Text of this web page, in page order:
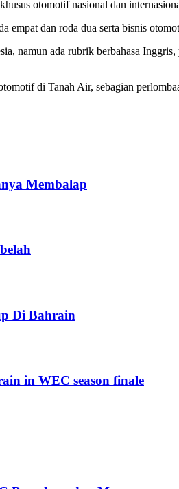
otomotif nasional dan
empat dan roda dua serta bisnis
namun ada rubrik berbahasa
di Tanah Air, sebagian
Membalap
Di Bahrain
in WEC season finale